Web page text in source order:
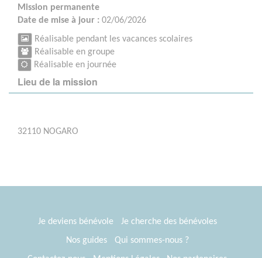
Mission permanente
Date de mise à jour : 02/06/2026
Réalisable pendant les vacances scolaires
Réalisable en groupe
Réalisable en journée
Lieu de la mission
32110 NOGARO
Je deviens bénévole
Je cherche des bénévoles
Nos guides
Qui sommes-nous ?